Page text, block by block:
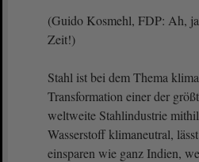
(Guido Kosmehl, FDP: Ah,
Zeit!)
Stahl ist bei dem Thema
Transformation einer der
weltweite Stahlindustrie
Wasserstoff klimaneutral,
einsparen wie ganz Indien,